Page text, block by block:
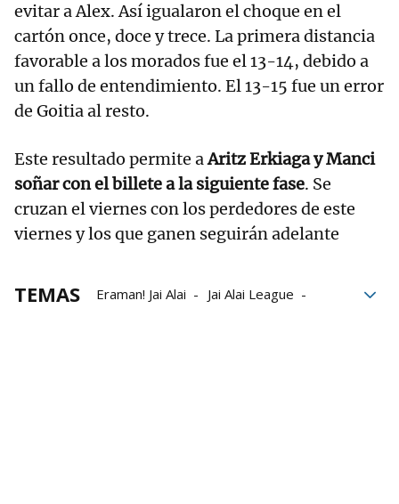
evitar a Alex. Así igualaron el choque en el
cartón once, doce y trece. La primera distancia
favorable a los morados fue el 13-14, debido a
un fallo de entendimiento. El 13-15 fue un error
de Goitia al resto.
Este resultado permite aAritz Erkiaga y Manci
soñar con el billete a la siguiente fase. Se
cruzan el viernes con los perdedores de este
viernes y los que ganen seguirán adelante
TEMAS Eraman! Jai Alai
Jai Alai League